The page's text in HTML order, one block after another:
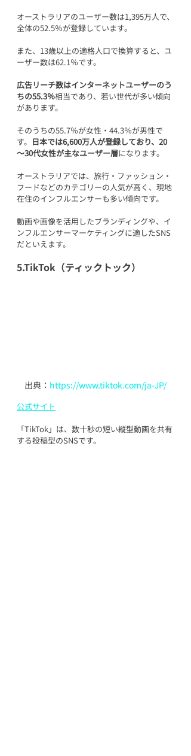
オーストラリアのユーザー数は1,395万人で、
全体の52.5％が登録しています。
また、13歳以上の適格人口で換算すると、ユ
ーザー数は62.1％です。
広告リーチ数はインターネットユーザーのう
ちの55.3％相当であり、若い世代が多い傾向
があります。
そのうちの55.7％が女性・44.3％が男性で
す。 日本では6,600万人が登録しており、20
～30代女性が主なユーザー層になります。
オーストラリアでは、旅行・ファッション・
フードなどのカテゴリーの人気が高く、現地
在住のインフルエンサーも多い傾向です。
動画や画像を活用したブランディングや、イ
ンフルエンサーマーケティングに適したSNS
だといえます。
5.TikTok（ティックトック）
出典： https://www.tiktok.com/ja-JP/
公式サイト
「TikTok」は、数十秒の短い縦型動画を共有
する投稿型のSNSです。